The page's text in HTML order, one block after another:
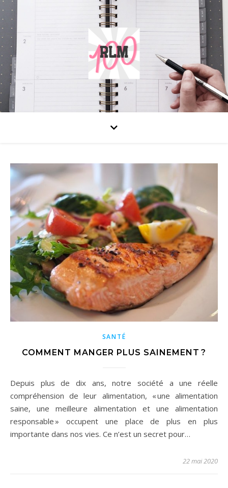
SANTÉ
COMMENT MANGER PLUS SAINEMENT ?
Depuis plus de dix ans, notre société a une réelle
compréhension de leur alimentation, « une alimentation
saine, une meilleure alimentation et une alimentation
responsable » occupent une place de plus en plus
importante dans nos vies. Ce n’est un secret pour…
22 mai 2020